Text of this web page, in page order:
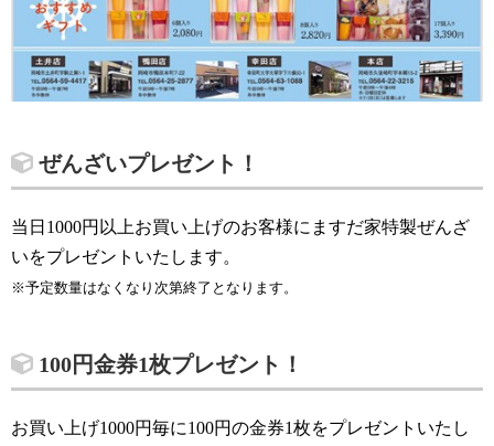
ぜんざいプレゼント！
当日1000円以上お買い上げのお客様にますだ家特製ぜんざ
いをプレゼントいたします。
※予定数量はなくなり次第終了となります。
100円金券1枚プレゼント！
お買い上げ1000円毎に100円の金券1枚をプレゼントいたし